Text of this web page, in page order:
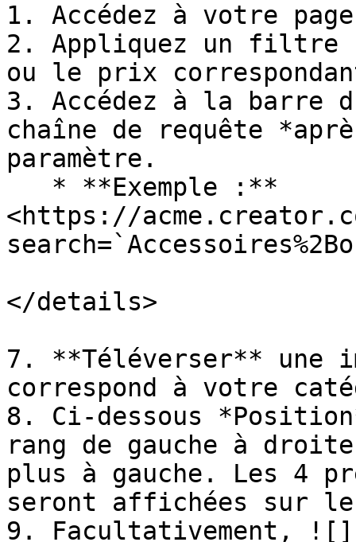
1. Accédez à votre
2. Appliquez un filtre
ou le prix
3. Accédez à la barre
chaîne de requête
paramètre.
<https://
</details>
7. **Téléverser** une
correspond à votre
8. Ci-dessous
rang de gauche à
plus à gauche. Les 4
seront affichées sur
9. Facultativement, ![]